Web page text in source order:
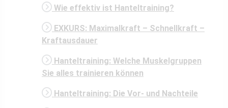
Wie effektiv ist Hanteltraining?
EXKURS: Maximalkraft – Schnellkraft –
Kraftausdauer
Hanteltraining: Welche Muskelgruppen
Sie alles trainieren können
Hanteltraining: Die Vor- und Nachteile